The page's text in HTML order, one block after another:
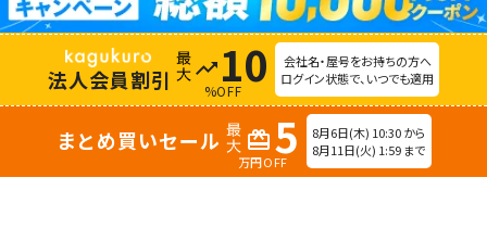
法人会員割引 trending_up 10
%OFF
会社名・屋号をお持ちの方へ
ログイン状態で、いつでも適用
まとめ買いセール redeem 5
万円OFF
8月6日(木) 10:30 から
8月11日(火) 1:59 まで